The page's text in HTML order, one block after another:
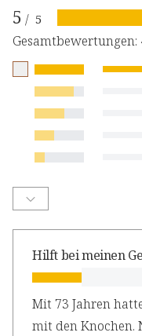
5 / 5
Gesamtbewertungen:
Hilft bei meinen
Mit 73 Jahren
mit den Knochen.